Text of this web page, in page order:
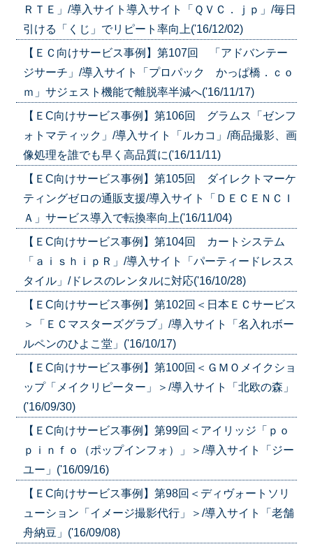
ＲＴＥ」/導入サイト導入サイト「ＱＶＣ．ｊｐ」/毎日
引ける「くじ」でリピート率向上('16/12/02)
【ＥＣ向けサービス事例】第107回 「アドバンテー
ジサーチ」/導入サイト「プロパック かっぱ橋．ｃｏ
ｍ」サジェスト機能で離脱率半減へ('16/11/17)
【ＥC向けサービス事例】第106回 グラムス「ゼンフ
ォトマティック」/導入サイト「ルカコ」/商品撮影、画
像処理を誰でも早く高品質に('16/11/11)
【ＥC向けサービス事例】第105回 ダイレクトマーケ
ティングゼロの通販支援/導入サイト「ＤＥＣＥＮＣＩ
Ａ」サービス導入で転換率向上('16/11/04)
【ＥC向けサービス事例】第104回 カートシステム
「ａｉｓｈｉｐＲ」/導入サイト「パーティードレスス
タイル」/ドレスのレンタルに対応('16/10/28)
【ＥC向けサービス事例】第102回＜日本ＥＣサービス
＞「ＥＣマスターズグラブ」/導入サイト「名入れボー
ルペンのひよこ堂」('16/10/17)
【ＥC向けサービス事例】第100回＜ＧＭＯメイクショ
ップ「メイクリピーター」＞/導入サイト「北欧の森」
('16/09/30)
【ＥC向けサービス事例】第99回＜アイリッジ「ｐｏ
ｐｉｎｆｏ（ポップインフォ）」＞/導入サイト「ジー
ユー」('16/09/16)
【ＥC向けサービス事例】第98回＜ディヴォートソリ
ューション「イメージ撮影代行」＞/導入サイト「老舗
舟納豆」('16/09/08)